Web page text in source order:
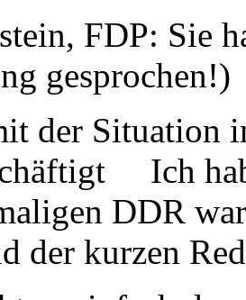
FDP: Sie
gesprochen!)
der Situation
Ich
DDR
der kurzen